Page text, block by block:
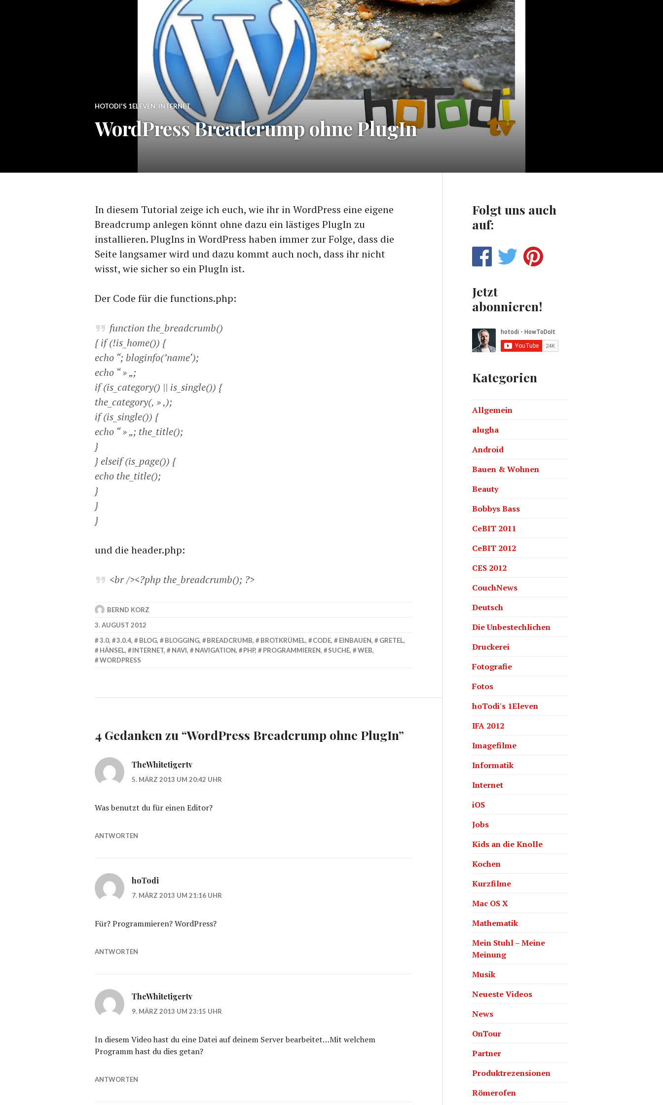
HOTODI'S 1ELEVEN, INTERNET
WordPress Breadcrump ohne PlugIn
In diesem Tutorial zeige ich euch, wie ihr in WordPress eine eigene
Breadcrump anlegen könnt ohne dazu ein lästiges PlugIn zu
installieren. PlugIns in WordPress haben immer zur Folge, dass die
Seite langsamer wird und dazu kommt auch noch, dass ihr nicht
wisst, wie sicher so ein PlugIn ist.
Der Code für die functions.php:
function the_breadcrumb()
{ if (!is_home()) {
echo “; bloginfo(’name‘);
echo “ » „;
if (is_category() || is_single()) {
the_category(‚ » ‚);
if (is_single()) {
echo “ » „; the_title();
}
} elseif (is_page()) {
echo the_title();
}
}
}
und die header.php:
<br /><?php the_breadcrumb(); ?>
BERND KORZ
3. AUGUST 2012
3.0, 3.0.4, BLOG, BLOGGING, BREADCRUMB, BROTKRÜMEL, CODE, EINBAUEN, GRETEL,
HÄNSEL, INTERNET, NAVI, NAVIGATION, PHP, PROGRAMMIEREN, SUCHE, WEB,
WORDPRESS
4 Gedanken zu “WordPress Breadcrump ohne PlugIn”
TheWhitetigertv
5. MÄRZ 2013 UM 20:42 UHR
Was benutzt du für einen Editor?
ANTWORTEN
hoTodi
7. MÄRZ 2013 UM 21:16 UHR
Für? Programmieren? WordPress?
ANTWORTEN
TheWhitetigertv
9. MÄRZ 2013 UM 23:15 UHR
In diesem Video hast du eine Datei auf deinem Server bearbeitet…Mit welchem
Programm hast du dies getan?
ANTWORTEN
Folgt uns auch
auf:
Jetzt
abonnieren!
Kategorien
Allgemein
alugha
Android
Bauen & Wohnen
Beauty
Bobbys Bass
CeBIT 2011
CeBIT 2012
CES 2012
CouchNews
Deutsch
Die Unbestechlichen
Druckerei
Fotografie
Fotos
hoTodi's 1Eleven
IFA 2012
Imagefilme
Informatik
Internet
iOS
Jobs
Kids an die Knolle
Kochen
Kurzfilme
Mac OS X
Mathematik
Mein Stuhl – Meine
Meinung
Musik
Neueste Videos
News
OnTour
Partner
Produktrezensionen
Römerofen